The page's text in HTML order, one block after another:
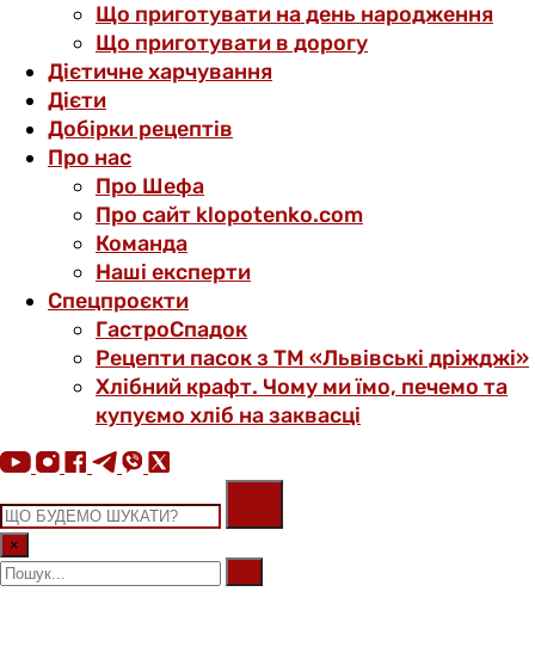
Що приготувати на день народження
Що приготувати в дорогу
Дієтичне харчування
Дієти
Добірки рецептів
Про нас
Про Шефа
Про сайт klopotenko.com
Команда
Наші експерти
Спецпроєкти
ГастроСпадок
Рецепти пасок з ТМ «Львівські дріжджі»
Хлібний крафт. Чому ми їмо, печемо та
купуємо хліб на заквасці
×